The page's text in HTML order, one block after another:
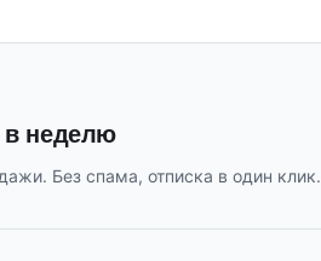
в неделю
Без спама, отписка в один клик.